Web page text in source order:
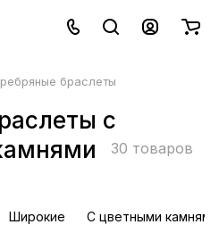
браслеты
с
30 товаров
Широкие С цветными камнями